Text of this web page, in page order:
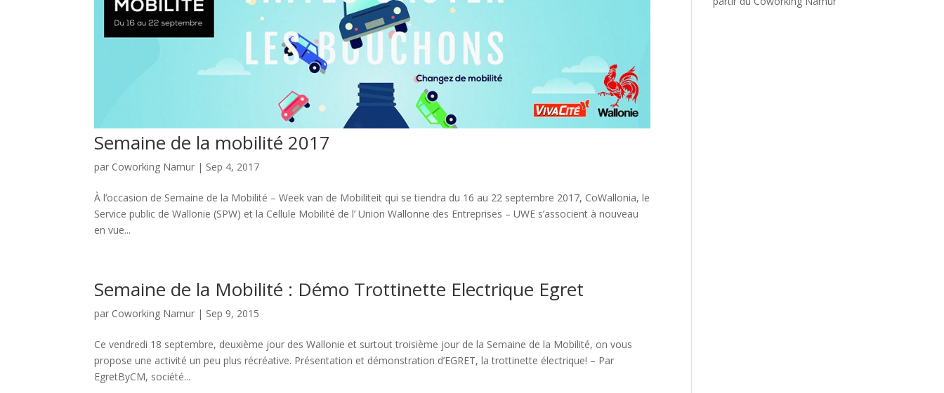
Semaine de la mobilité 2017
par Coworking Namur | Sep 4, 2017
À l’occasion de Semaine de la Mobilité – Week van de Mobiliteit qui se tiendra du 16 au 22 septembre 2017, CoWallonia, le
Service public de Wallonie (SPW) et la Cellule Mobilité de l’ Union Wallonne des Entreprises – UWE s’associent à nouveau
en vue...
Semaine de la Mobilité : Démo Trottinette Electrique Egret
par Coworking Namur | Sep 9, 2015
Ce vendredi 18 septembre, deuxième jour des Wallonie et surtout troisième jour de la Semaine de la Mobilité, on vous
propose une activité un peu plus récréative. Présentation et démonstration d’EGRET, la trottinette électrique! – Par
EgretByCM, société...